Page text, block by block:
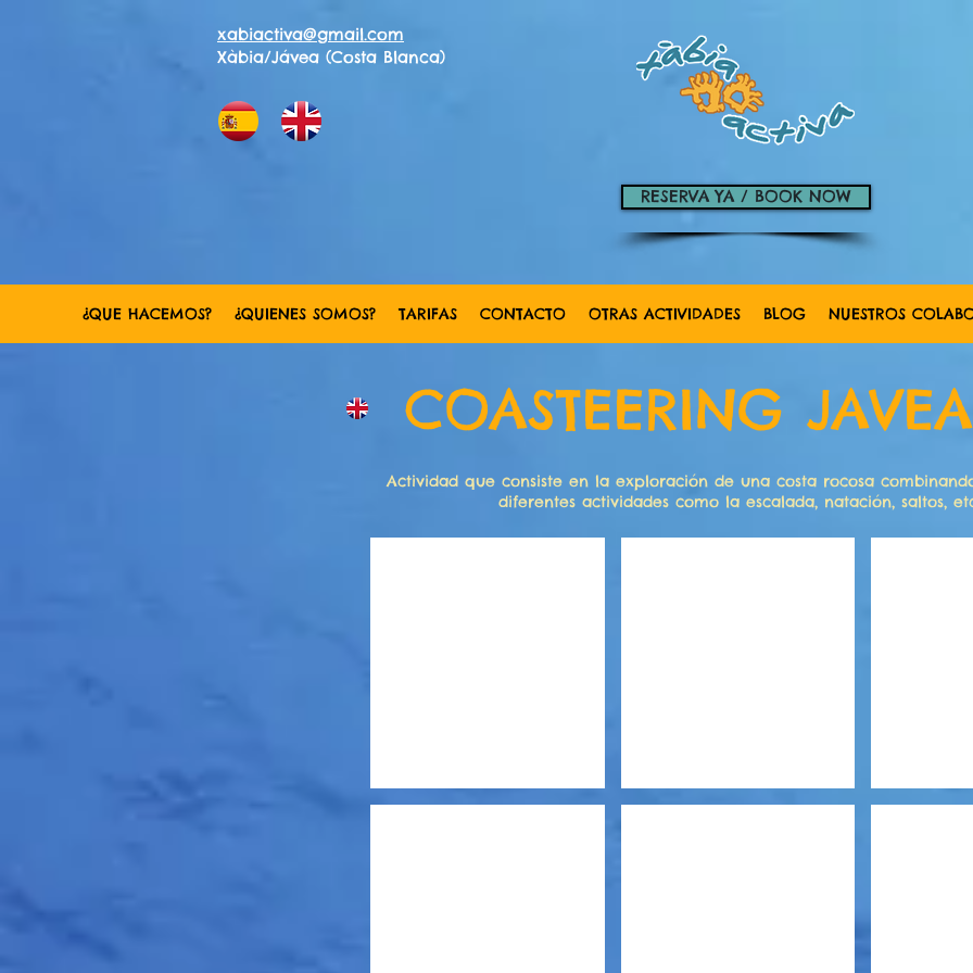
xabiactiva@gmail.com
Xàbia/Jávea (Costa Blanca)
RESERVA YA / BOOK NOW
¿QUE HACEMOS? ¿QUIENES SOMOS? TARIFAS CONTACTO OTRAS ACTIVIDADES BLOG NUESTROS
COASTEERING JAVEA
Actividad que consiste en la exploración de una costa rocosa
diferentes actividades como la escalada, natación, saltos,